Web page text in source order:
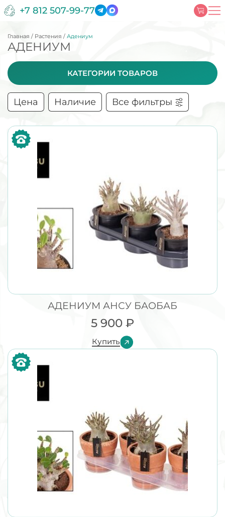
+7 812 507-99-77
Главная / Растения /Адениум
АДЕНИУМ
КАТЕГОРИИ ТОВАРОВ
Цена Наличие Все фильтры
АДЕНИУМ АНСУ БАОБАБ
5 900 ₽
Купить